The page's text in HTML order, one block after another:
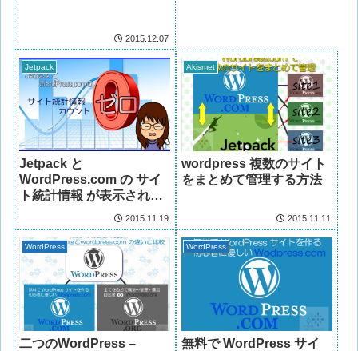
2015.12.07
Jetpack
Jetpack と
WordPress.com の サイ
ト統計情報 が表示されな
2015.11.19
Akismet
wordpress 複数のサイト
をまとめて管理する方法
2015.11.11
WordPress
二つのWordPress –
WordPress
無料で WordPress サイ